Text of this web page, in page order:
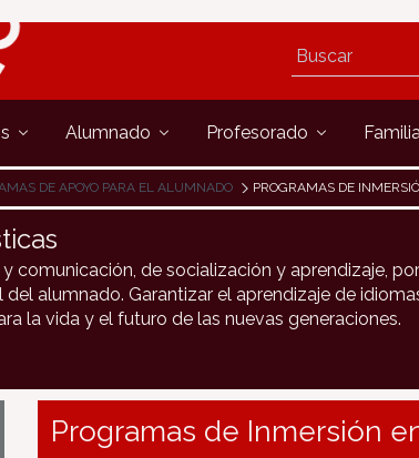
Alumnado Profesorado
DE APOYO PARA EL ALUMNADO PROGRAMAS DE
comunicación, de socialización y aprendizaje,
alumnado. Garantizar el aprendizaje de
la vida y el futuro de las nuevas generaciones.
Programas de Inmersión